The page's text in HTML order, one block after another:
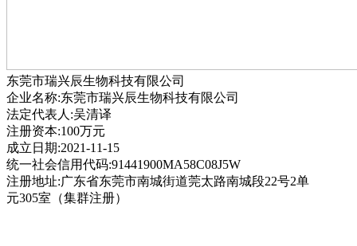
东莞市瑞兴辰生物科技有限公司
企业名称:东莞市瑞兴辰生物科技有限公司
法定代表人:吴清译
注册资本:100万元
成立日期:2021-11-15
统一社会信用代码:91441900MA58C08J5W
注册地址:广东省东莞市南城街道莞太路南城段22号2单
元305室（集群注册）